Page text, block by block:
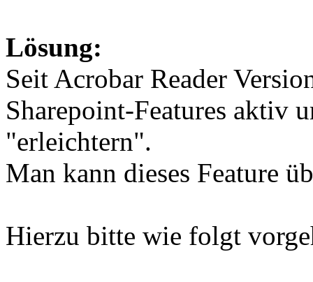
Lösung:
Seit Acrobar Reader
Sharepoint-Features aktiv
"erleichtern".
Man kann dieses Feature
Hierzu bitte wie folgt